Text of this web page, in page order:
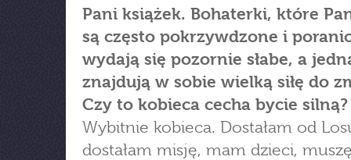
Pani książek. Bohaterki, które
są często pokrzywdzone i
wydają się pozornie słabe, a
znajdują w sobie wielką siłę do
Czy to kobieca cecha bycie silną?
Wybitnie kobieca. Dostałam od
dostałam misję, mam dzieci,